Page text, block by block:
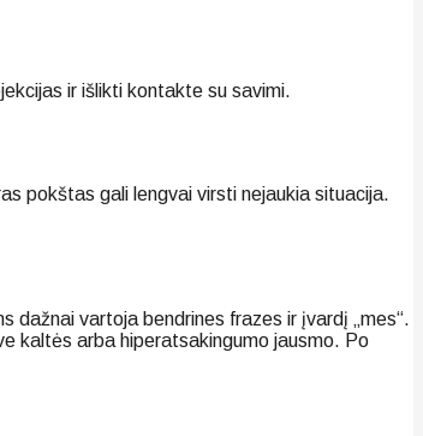
ir išlikti kontakte su savimi.
pokštas gali lengvai virsti nejaukia situacija.
dažnai vartoja bendrines frazes ir įvardį „mes“.
kaltės arba hiperatsakingumo jausmo. Po